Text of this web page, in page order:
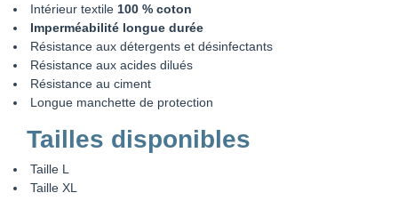
Intérieur textile 100 % coton
Imperméabilité longue durée
Résistance aux détergents et désinfectants
Résistance aux acides dilués
Résistance au ciment
Longue manchette de protection
Tailles disponibles
Taille L
Taille XL